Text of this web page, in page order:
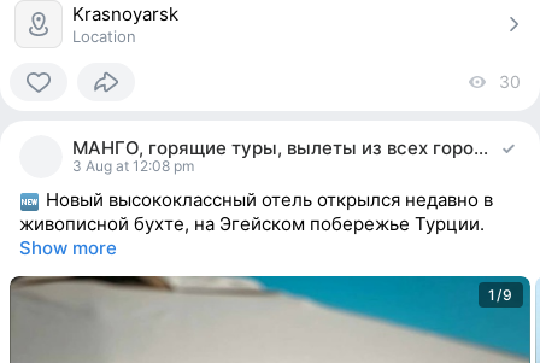
Krasnoyarsk
Location
30
МАНГО, горящие туры, вылеты из всех городов РФ
3 Aug at 12:08 pm
Новый высококлассный отель открылся недавно в
живописной бухте, на Эгейском побережье Турции.
Show more
1/9